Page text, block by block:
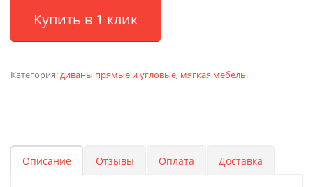
Купить в 1 клик
Категория:диваны прямые и угловые, мягкая мебель.
Описание Отзывы Оплата Доставка